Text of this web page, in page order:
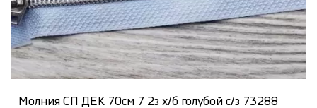
Молния СП ДЕК 70см 7 2з х/б голубой с/з 73288